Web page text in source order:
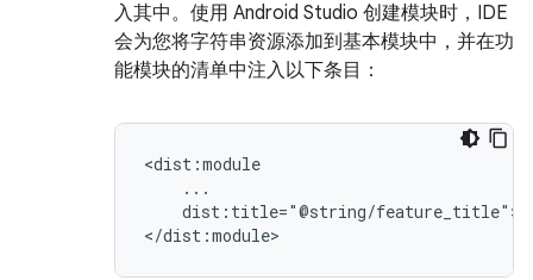
入其中。使用 Android Studio 创建模块时，IDE
会为您将字符串资源添加到基本模块中，并在功
能模块的清单中注入以下条目：
dist:title="@string/feature_title">